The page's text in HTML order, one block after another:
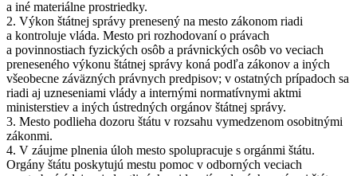
a iné materiálne prostriedky.
2. Výkon štátnej správy prenesený na mesto zákonom riadi
a kontroluje vláda. Mesto pri rozhodovaní o právach
a povinnostiach fyzických osôb a právnických osôb vo veciach
preneseného výkonu štátnej správy koná podľa zákonov a iných
všeobecne záväzných právnych predpisov; v ostatných prípadoch sa
riadi aj uzneseniami vlády a internými normatívnymi aktmi
ministerstiev a iných ústredných orgánov štátnej správy.
3. Mesto podlieha dozoru štátu v rozsahu vymedzenom osobitnými
zákonmi.
4. V záujme plnenia úloh mesto spolupracuje s orgánmi štátu.
Orgány štátu poskytujú mestu pomoc v odborných veciach